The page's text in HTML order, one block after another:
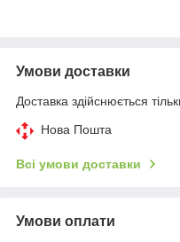
Умови доставки
Доставка здійснюється
Нова Пошта
Всі умови доставки
Умови оплати